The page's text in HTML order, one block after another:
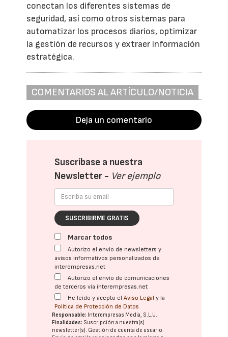
conectan los diferentes sistemas de
seguridad, así como otros sistemas para
automatizar los procesos diarios, optimizar
la gestión de recursos y extraer información
estratégica.
COMENTARIOS AL ARTÍCULO/NOTICIA
Deja un comentario
Suscríbase a nuestra
Newsletter - Ver ejemplo
SUSCRIBIRME GRATIS
Marcar todos
Autorizo el envío de newsletters y
avisos informativos personalizados de
interempresas.net
Autorizo el envío de comunicaciones
de terceros vía interempresas.net
He leído y acepto elAviso Legal y la
Política de Protección de Datos
Responsable: Interempresas Media, S.L.U.
Finalidades: Suscripción a nuestra(s)
newsletter(s). Gestión de cuenta de usuario.